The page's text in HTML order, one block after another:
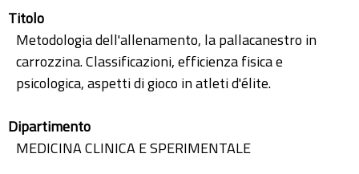
Titolo
Metodologia dell'allenamento, la pallacanestro in
carrozzina. Classificazioni, efficienza fisica e
psicologica, aspetti di gioco in atleti d'élite.
Dipartimento
MEDICINA CLINICA E SPERIMENTALE